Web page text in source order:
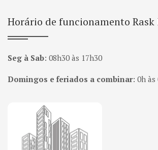
Horário de funcionamento Rask
Seg à Sab: 08h30 às 17h30
Domingos e feriados a combinar: 0h às
Página inicial